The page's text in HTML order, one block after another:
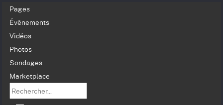
Pages
Événements
Vidéos
Photos
Sondages
Marketplace